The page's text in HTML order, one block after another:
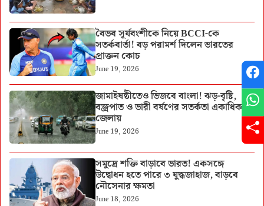
বৈভব সূর্যবংশীকে নিয়ে BCCI-কে
সতর্কবার্তা! বড় পরামর্শ দিলেন ভারতের
প্রাক্তন কোচ
June 19, 2026
জামাইষষ্ঠীতেও ভিজবে বাংলা! ঝড়-বৃষ্টি,
বজ্রপাত ও ভারী বর্ষণের সতর্কতা একাধিক
জেলায়
June 19, 2026
সমুদ্রে শক্তি বাড়াবে ভারত! একসঙ্গে
উদ্বোধন হতে পারে ৩ যুদ্ধজাহাজ, বাড়বে
নৌসেনার ক্ষমতা
June 18, 2026